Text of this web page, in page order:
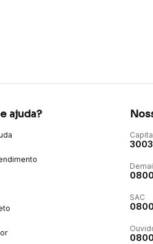
ajuda?
SAC